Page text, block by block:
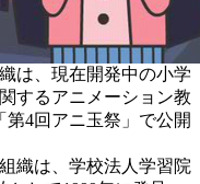
は、現在開発中の小学
するアニメーション教
4回アニ玉祭」で公開
織は、学校法人学習院